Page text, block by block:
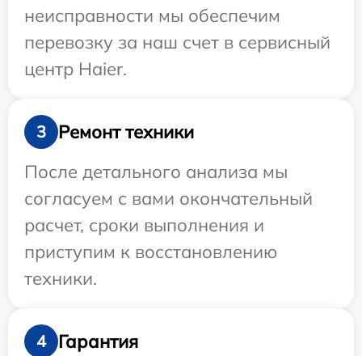
неисправности мы обеспечим
перевозку за наш счет в сервисный
центр Haier.
3
Ремонт техники
После детального анализа мы
согласуем с вами окончательный
расчет, сроки выполнения и
приступим к восстановлению
техники.
4
Гарантия